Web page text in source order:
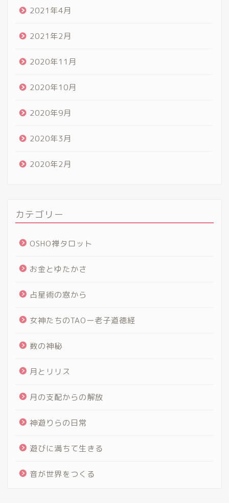
2021年4月
2021年2月
2020年11月
2020年10月
2020年9月
2020年3月
2020年2月
カテゴリー
OSHO禅タロット
お金とゆたかさ
占星術の窓から
女神たちのTAOー老子道徳経
数の神秘
月とリリス
月の支配からの解放
神遊りらの日常
遊びに満ちて生きる
音が世界をつくる